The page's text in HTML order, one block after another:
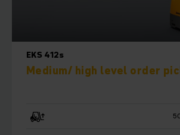
EKS 412s
Medium/ high level order